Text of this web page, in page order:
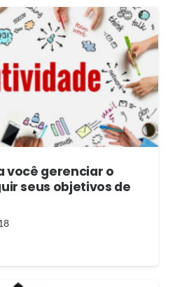
você gerenciar o
seus objetivos de